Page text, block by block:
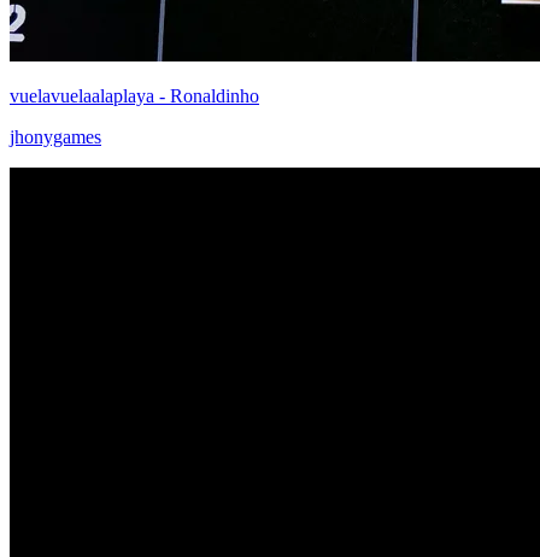
vuelavuelaalaplaya - Ronaldinho
jhonygames